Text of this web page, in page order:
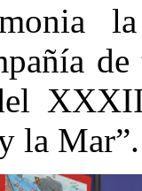
la Mar”.